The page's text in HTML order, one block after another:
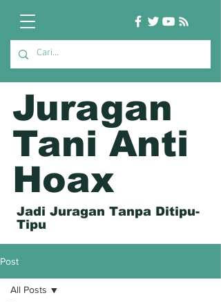
Juragan
Tani Anti
Hoax
Jadi Juragan Tanpa Ditipu-
Tipu
Post
All Posts